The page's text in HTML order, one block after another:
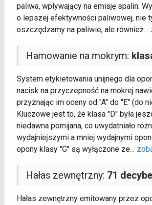
paliwa, wpływający na emisję spalin.
o lepszej efektywności paliwowej, nie
oszczędzamy na paliwie, ale również...
Hamowanie na mokrym:
System etykietowania unijnego dla
nacisk na przyczepność na mokrej
przyznając im oceny od "A" do "E" (do
Kluczowe jest to, że klasa "D" była
niedawna pomijana, co uwydatniało
wydajniejszymi a mniej wydajnymi
opony klasy "G" są wyłączone ze...
Hałas zewnętrzny: 71
Hałas zewnętrzny emitowany przez